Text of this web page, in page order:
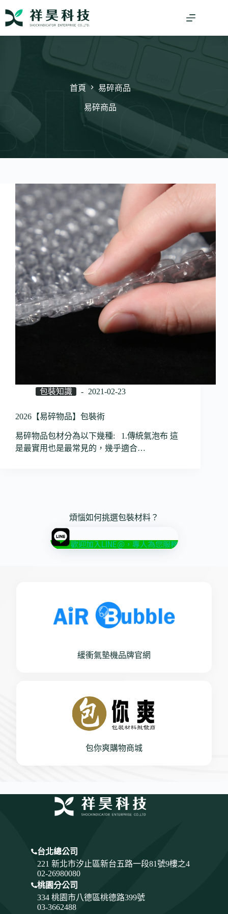
首頁 易碎商品
易碎商品
包裝知識 2021-02-23
2026【易碎物品】包裝術
易碎物品包材分為以下幾種: 1.傳統氣泡布 這
是最實用也是最常見的，幾乎適合…
煩惱如何挑選包裝材料？
歡迎加入LINE@，專人為您服務
緩衝氣墊機品牌官網
包你爽購物商城
台北總公司
221 新北市汐止區新台五路一段81號9樓之4
02-26980080
桃園分公司
334 桃園市八德區桃德路399號
03-3662488